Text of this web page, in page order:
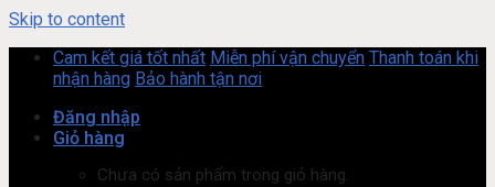
Skip to content
Cam kết giá tốt nhất Miễn phí vận chuyển Thanh toán khi
nhận hàng Bảo hành tận nơi
Đăng nhập
Giỏ hàng
Chưa có sản phẩm trong giỏ hàng.